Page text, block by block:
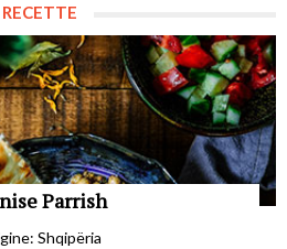
RECETTE
Parrish
Shqipëria